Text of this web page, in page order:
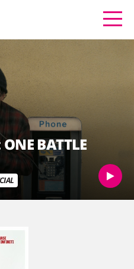
BATTLE